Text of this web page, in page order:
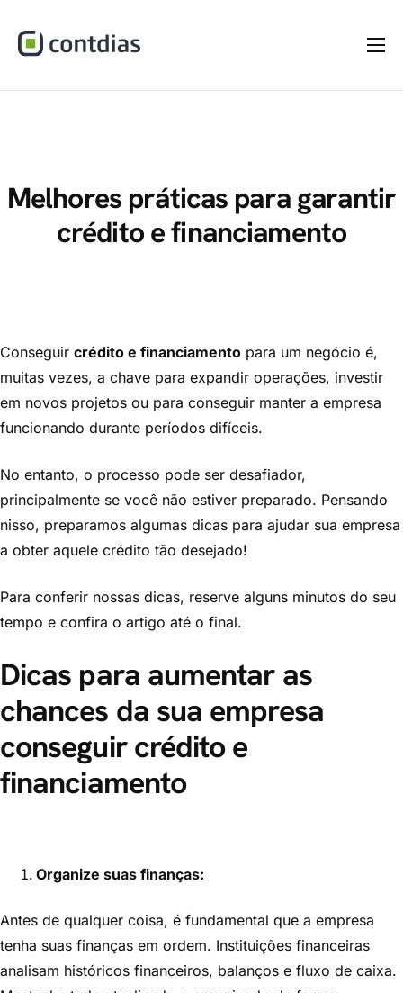
Materiais
Dúvidas
Melhores práticas para garantir
crédito e financiamento
Conseguir crédito e financiamento para um negócio é,
muitas vezes, a chave para expandir operações, investir
em novos projetos ou para conseguir manter a empresa
funcionando durante períodos difíceis.
No entanto, o processo pode ser desafiador,
principalmente se você não estiver preparado. Pensando
nisso, preparamos algumas dicas para ajudar sua empresa
a obter aquele crédito tão desejado!
Para conferir nossas dicas, reserve alguns minutos do seu
tempo e confira o artigo até o final.
Dicas para aumentar as
chances da sua empresa
conseguir crédito e
financiamento
Organize suas finanças:
Antes de qualquer coisa, é fundamental que a empresa
tenha suas finanças em ordem. Instituições financeiras
analisam históricos financeiros, balanços e fluxo de caixa.